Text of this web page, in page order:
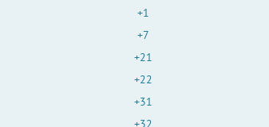
+1
+7
+21
+22
+31
+32